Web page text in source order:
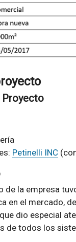
Proyecto
Petinelli INC
de la empresa
en el mercado,
dio especial
de todos los